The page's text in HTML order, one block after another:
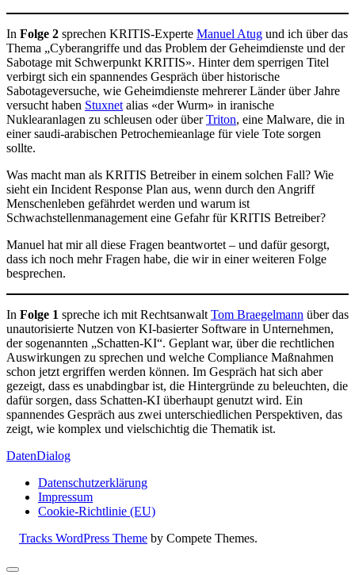
In Folge 2 sprechen KRITIS-Experte Manuel Atug und ich über das
Thema „Cyberangriffe und das Problem der Geheimdienste und der
Sabotage mit Schwerpunkt KRITIS». Hinter dem sperrigen Titel
verbirgt sich ein spannendes Gespräch über historische
Sabotageversuche, wie Geheimdienste mehrerer Länder über Jahre
versucht haben Stuxnet alias «der Wurm» in iranische
Nuklearanlagen zu schleusen oder überTriton, eine Malware, die in
einer saudi-arabischen Petrochemieanlage für viele Tote sorgen
sollte.
Was macht man als KRITIS Betreiber in einem solchen Fall? Wie
sieht ein Incident Response Plan aus, wenn durch den Angriff
Menschenleben gefährdet werden und warum ist
Schwachstellenmanagement eine Gefahr für KRITIS Betreiber?
Manuel hat mir all diese Fragen beantwortet – und dafür gesorgt,
dass ich noch mehr Fragen habe, die wir in einer weiteren Folge
besprechen.
In Folge 1 spreche ich mit Rechtsanwalt Tom Braegelmann über das
unautorisierte Nutzen von KI-basierter Software in Unternehmen,
der sogenannten „Schatten-KI“. Geplant war, über die rechtlichen
Auswirkungen zu sprechen und welche Compliance Maßnahmen
schon jetzt ergriffen werden können. Im Gespräch hat sich aber
gezeigt, dass es unabdingbar ist, die Hintergründe zu beleuchten, die
dafür sorgen, dass Schatten-KI überhaupt genutzt wird. Ein
spannendes Gespräch aus zwei unterschiedlichen Perspektiven, das
zeigt, wie komplex und vielschichtig die Thematik ist.
DatenDialog
Datenschutzerklärung
Impressum
Cookie-Richtlinie (EU)
Tracks WordPress Theme by Compete Themes.